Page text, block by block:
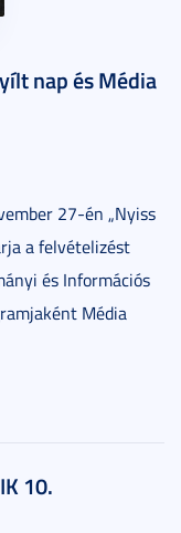
nap és Média
27-én „Nyiss
a felvételizést
és Információs
Média
10.